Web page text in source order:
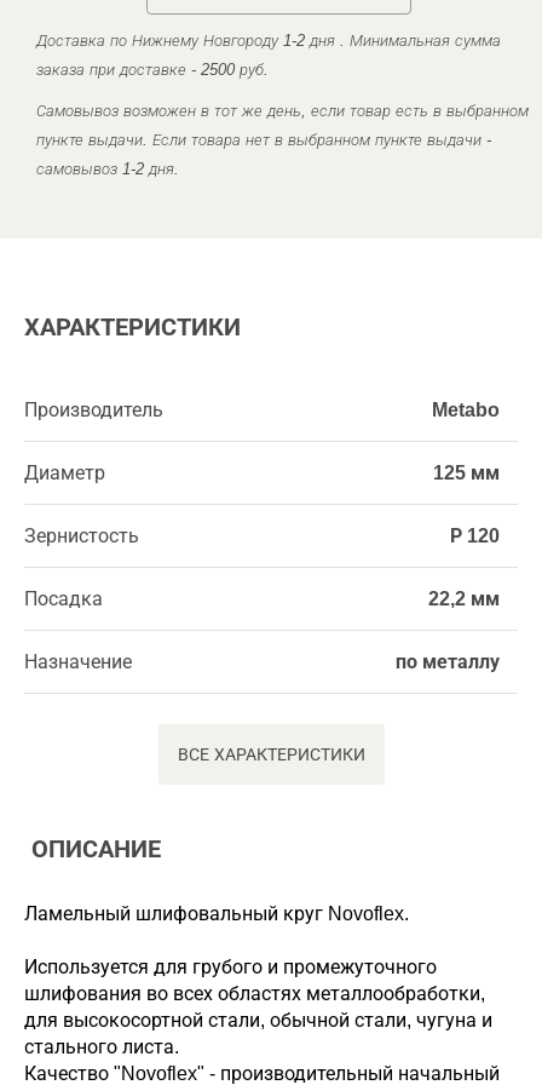
Доставка по Нижнему Новгороду 1-2 дня . Минимальная сумма
заказа при доставке - 2500 руб.
Самовывоз возможен в тот же день, если товар есть в выбранном
пункте выдачи. Если товара нет в выбранном пункте выдачи -
самовывоз 1-2 дня.
ХАРАКТЕРИСТИКИ
Производитель Metabo
Диаметр 125 мм
Зернистость Р 120
Посадка 22,2 мм
Назначение по металлу
ВСЕ ХАРАКТЕРИСТИКИ
ОПИСАНИЕ
Ламельный шлифовальный круг Novoflex.
Используется для грубого и промежуточного
шлифования во всех областях металлообработки,
для высокосортной стали, обычной стали, чугуна и
стального листа.
Качество "Novoflex" - производительный начальный